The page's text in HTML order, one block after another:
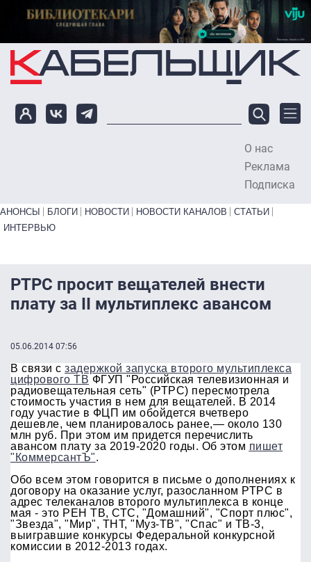
Перейти к основному содержанию
О нас
Реклама
Подписка
Primary links bottom
АНОНСЫ БЛОГИ НОВОСТИ НОВОСТИ КАНАЛОВ
СТАТЬИ
ИНТЕРВЬЮ
РТРС просит вещателей внести
плату за II мультиплекс авансом
05.06.2014 07:56
В связи с задержкой запуска второго мультиплекса
цифрового ТВ ФГУП "Российская телевизионная и
радиовещательная сеть" (РТРС) пересмотрела
стоимость участия в нем для вещателей. В 2014
году участие в ФЦП им обойдется вчетверо
дешевле, чем планировалось ранее,— около 130
млн руб. При этом им придется перечислить
авансом плату за 2019-2020 годы. Об этом пишет
"КоммерсантЪ".
Обо всем этом говорится в письме о дополнениях к
договору на оказание услуг, разосланном РТРС в
адрес телеканалов второго мультиплекса в конце
мая - это РЕН ТВ, СТС, "Домашний", "Спорт плюс",
"Звезда", "Мир", ТНТ, "Муз-ТВ", "Спас" и ТВ-3,
выигравшие конкурсы Федеральной конкурсной
комиссии в 2012-2013 годах.